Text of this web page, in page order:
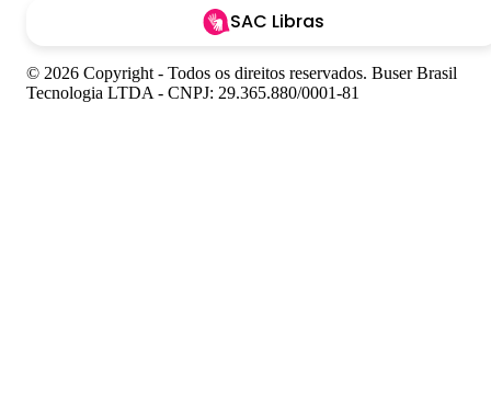
SAC Libras
© 2026 Copyright - Todos os direitos reservados. Buser Brasil
Tecnologia LTDA - CNPJ: 29.365.880/0001-81